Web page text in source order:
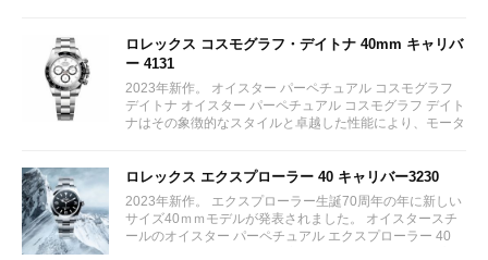
ロレックス コスモグラフ・デイトナ 40mm キャリバ
ー 4131
2023年新作。 オイスター パーペチュアル コスモグラフ
デイトナ オイスター パーペチュアル コスモグラフ デイト
ナはその象徴的なスタイルと卓越した性能により、モータ
ロレックス エクスプローラー 40 キャリバー3230
2023年新作。 エクスプローラー生誕70周年の年に新しい
サイズ40ｍｍモデルが発表されました。 オイスタースチ
ールのオイスター パーペチュアル エクスプローラー 40